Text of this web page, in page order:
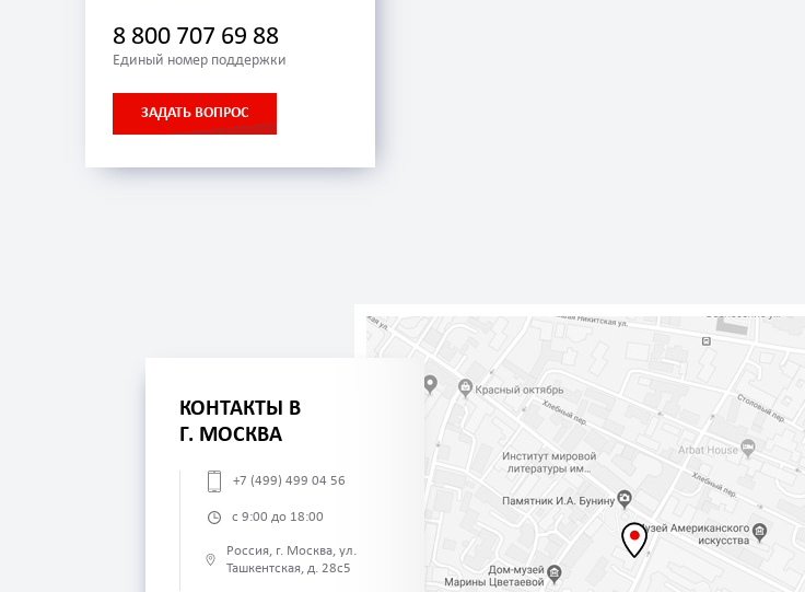
8 800 707 69 88
Единый номер поддержки
ЗАДАТЬ ВОПРОС
КОНТАКТЫ В
Г. МОСКВА
+7 (499) 499 04 56
с 9:00 до 18:00
Россия, г. Москва, ул.
Ташкентская, д. 28с5